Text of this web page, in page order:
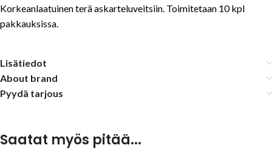
Korkeanlaatuinen terä askarteluveitsiin. Toimitetaan 10 kpl
pakkauksissa.
Lisätiedot
About brand
Pyydä tarjous
Saatat myös pitää...